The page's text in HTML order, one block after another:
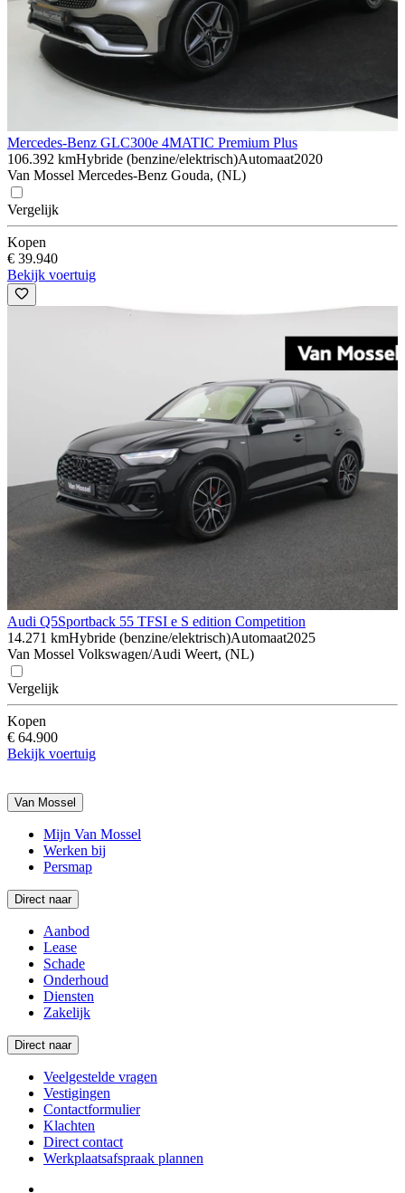
Mercedes-Benz GLC300e 4MATIC Premium Plus
106.392 kmHybride (benzine/elektrisch)Automaat2020
Van Mossel Mercedes-Benz Gouda, (NL)
Vergelijk
Kopen
€ 39.940
Bekijk voertuig
Audi Q5Sportback 55 TFSI e S edition Competition
14.271 kmHybride (benzine/elektrisch)Automaat2025
Van Mossel Volkswagen/Audi Weert, (NL)
Vergelijk
Kopen
€ 64.900
Bekijk voertuig
Van Mossel
Mijn Van Mossel
Werken bij
Persmap
Direct naar
Aanbod
Lease
Schade
Onderhoud
Diensten
Zakelijk
Direct naar
Veelgestelde vragen
Vestigingen
Contactformulier
Klachten
Direct contact
Werkplaatsafspraak plannen